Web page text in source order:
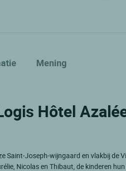
Mening
Hôtel
Saint-Joseph-wijngaard en vlakbij de
Nicolas en Thibaut, de kinderen